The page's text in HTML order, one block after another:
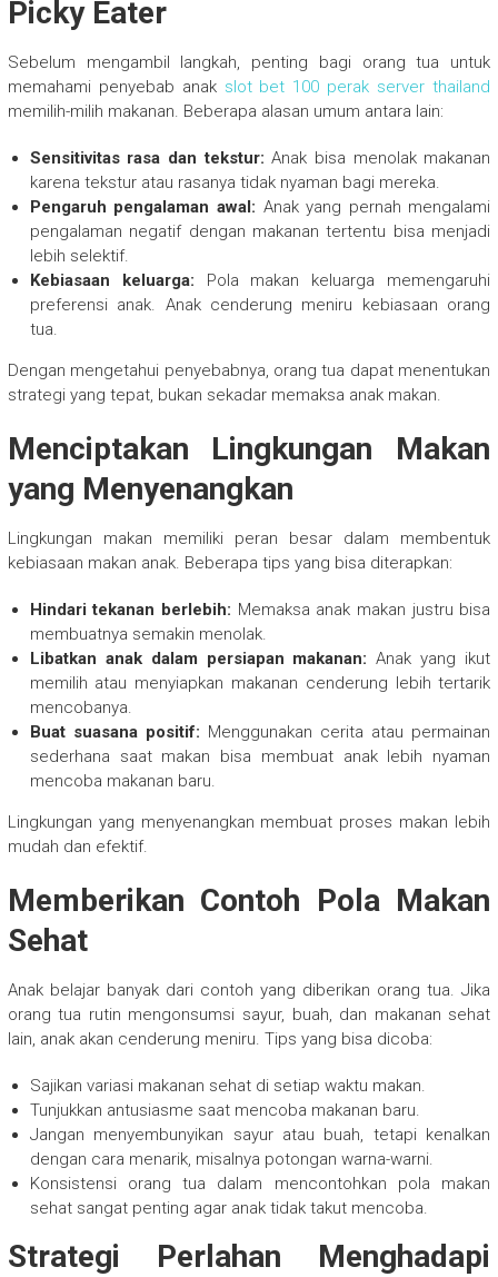
Picky Eater
Sebelum mengambil langkah, penting bagi orang tua untuk
memahami penyebab anak slot bet 100 perak server thailand
memilih-milih makanan. Beberapa alasan umum antara lain:
Sensitivitas rasa dan tekstur: Anak bisa menolak makanan
karena tekstur atau rasanya tidak nyaman bagi mereka.
Pengaruh pengalaman awal: Anak yang pernah mengalami
pengalaman negatif dengan makanan tertentu bisa menjadi
lebih selektif.
Kebiasaan keluarga: Pola makan keluarga memengaruhi
preferensi anak. Anak cenderung meniru kebiasaan orang
tua.
Dengan mengetahui penyebabnya, orang tua dapat menentukan
strategi yang tepat, bukan sekadar memaksa anak makan.
Menciptakan Lingkungan Makan
yang Menyenangkan
Lingkungan makan memiliki peran besar dalam membentuk
kebiasaan makan anak. Beberapa tips yang bisa diterapkan:
Hindari tekanan berlebih: Memaksa anak makan justru bisa
membuatnya semakin menolak.
Libatkan anak dalam persiapan makanan: Anak yang ikut
memilih atau menyiapkan makanan cenderung lebih tertarik
mencobanya.
Buat suasana positif: Menggunakan cerita atau permainan
sederhana saat makan bisa membuat anak lebih nyaman
mencoba makanan baru.
Lingkungan yang menyenangkan membuat proses makan lebih
mudah dan efektif.
Memberikan Contoh Pola Makan
Sehat
Anak belajar banyak dari contoh yang diberikan orang tua. Jika
orang tua rutin mengonsumsi sayur, buah, dan makanan sehat
lain, anak akan cenderung meniru. Tips yang bisa dicoba:
Sajikan variasi makanan sehat di setiap waktu makan.
Tunjukkan antusiasme saat mencoba makanan baru.
Jangan menyembunyikan sayur atau buah, tetapi kenalkan
dengan cara menarik, misalnya potongan warna-warni.
Konsistensi orang tua dalam mencontohkan pola makan
sehat sangat penting agar anak tidak takut mencoba.
Strategi Perlahan Menghadapi